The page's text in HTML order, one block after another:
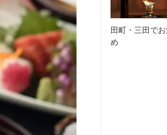
田町・三田で
め